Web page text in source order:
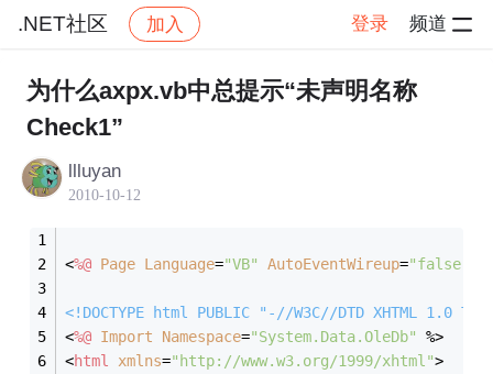
.NET社区 加入 登录 频道
社区 帖子详情
为什么axpx.vb中总提示“未声明名称
Check1”
llluyan
2010-10-12
<%@ Page Language="VB" AutoEventWireup="false"
<!DOCTYPE html PUBLIC
"-//W3C//DTD XHTML 1.0
<%@ Import Namespace="System.Data.OleDb"
%>
<html xmlns="http://www.w3.org/1999/xhtml">